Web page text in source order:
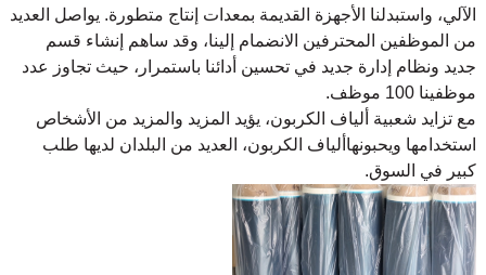
الآلي، واستبدلنا الأجهزة القديمة بمعدات إنتاج متطورة. يواصل العديد
من الموظفين المحترفين الانضمام إلينا، وقد ساهم إنشاء قسم
جديد ونظام إدارة جديد في تحسين أدائنا باستمرار، حيث تجاوز عدد
موظفينا 100 موظف.
مع تزايد شعبية ألياف الكربون، يؤيد المزيد والمزيد من الأشخاص
استخدامها ويحبونها ألياف الكربون، العديد من البلدان لديها طلب
كبير في السوق.